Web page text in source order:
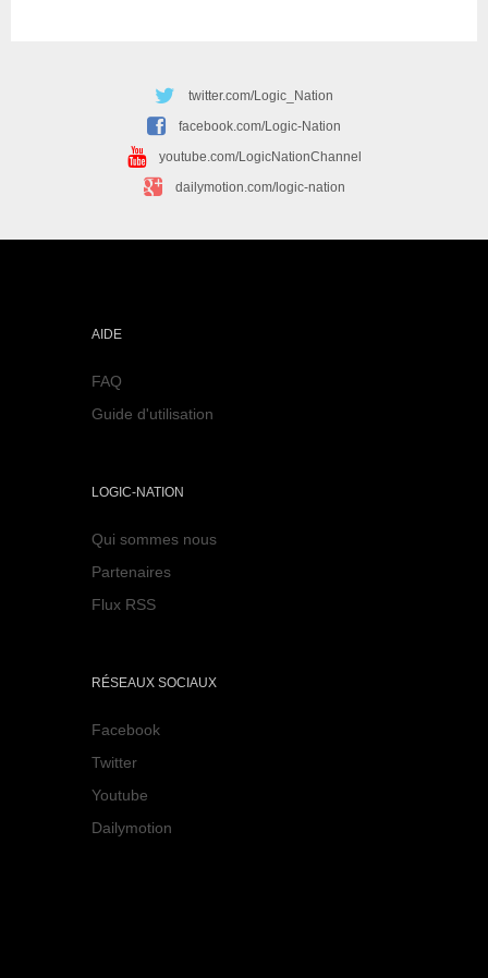
twitter.com/Logic_Nation
facebook.com/Logic-Nation
youtube.com/LogicNationChannel
dailymotion.com/logic-nation
AIDE
FAQ
Guide d'utilisation
LOGIC-NATION
Qui sommes nous
Partenaires
Flux RSS
RÉSEAUX SOCIAUX
Facebook
Twitter
Youtube
Dailymotion